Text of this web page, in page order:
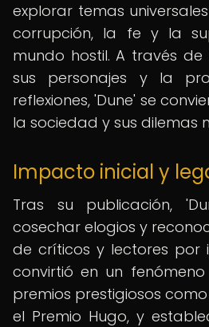
explorar temas
corrupción, la fe y la
mundo hostil. A través
sus personajes y la
reflexiones, 'Dune' se
la sociedad y sus dilemas
Impacto inicial y
Tras su publicación,
cosechar elogios y
de críticos y lectores por
convirtió en un
premios prestigiosos
el Premio Hugo, y